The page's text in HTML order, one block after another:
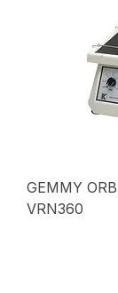
GEMMY
VRN360